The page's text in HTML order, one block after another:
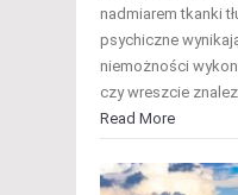
nadmiarem tkanki
psychiczne
niemożności
czy wreszcie
Read More